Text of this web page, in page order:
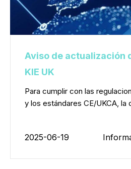
Aviso de actualización
KIE UK
Para cumplir con las
y los estándares CE/UKCA, la
2025-06-19